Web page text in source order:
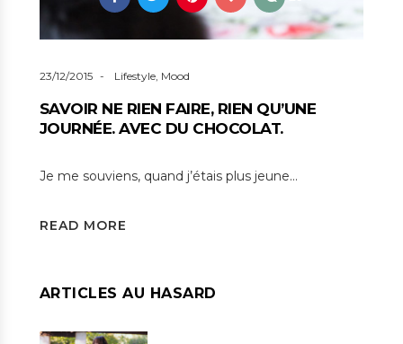
23/12/2015 Lifestyle, Mood
SAVOIR NE RIEN FAIRE, RIEN QU’UNE
JOURNÉE. AVEC DU CHOCOLAT.
Je me souviens, quand j’étais plus jeune…
READ MORE
ARTICLES AU HASARD